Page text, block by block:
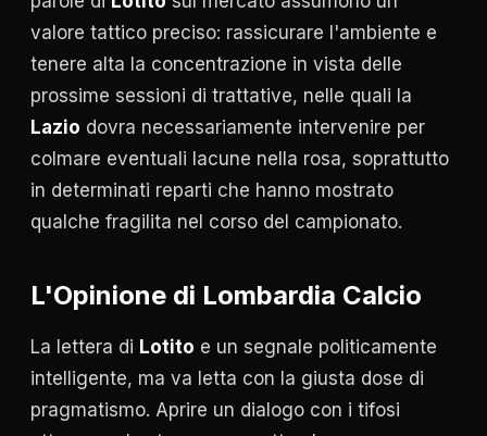
valore tattico preciso: rassicurare l'ambiente e
tenere alta la concentrazione in vista delle
prossime sessioni di trattative, nelle quali la
Lazio dovra necessariamente intervenire per
colmare eventuali lacune nella rosa, soprattutto
in determinati reparti che hanno mostrato
qualche fragilita nel corso del campionato.
L'Opinione di Lombardia Calcio
La lettera di Lotito e un segnale politicamente
intelligente, ma va letta con la giusta dose di
pragmatismo. Aprire un dialogo con i tifosi